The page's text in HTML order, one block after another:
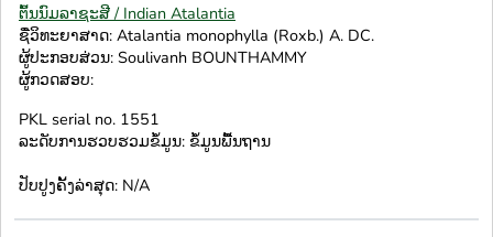
ຕົ້ນນົມລາຊະສີ / Indian Atalantia
ຊື່ວິທະຍາສາດ: Atalantia monophylla (Roxb.) A. DC.
ຜູ້ປະກອບສ່ວນ: Soulivanh BOUNTHAMMY
ຜູ້ກວດສອບ:
PKL serial no. 1551
ລະດັບການຮວບຮວມຂໍ້ມູນ: ຂໍ້ມູນພື້ນຖານ
ປັບປູງຄັ້ງລ່າສຸດ: N/A